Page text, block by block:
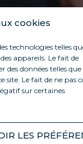
cookies
technologies telles
appareils. Le fait de
données telles que
site. Le fait de ne pas
sur certaines
LES
aanstuurt.